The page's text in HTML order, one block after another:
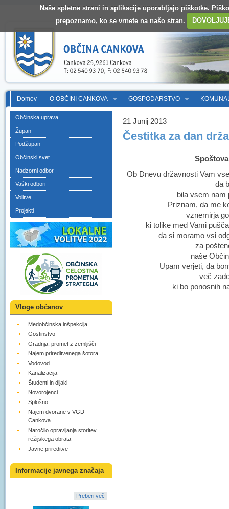
Naše spletne strani in aplikacije uporabljajo piškotke.
prepoznamo, ko se vrnete na našo stran.
Domov O OBČINI CANKOVA GOSPODARSTVO
Občinska uprava
Župan
Podžupan
Občinski svet
Nadzorni odbor
Vaški odbori
Volitve
Projekti
Vloge občanov
Medobčinska inšpekcija
Gostinstvo
Gradnja, promet z zemljišči
Najem prireditvenega šotora
Vodovod
Kanalizacija
Študenti in dijaki
Novorojenci
Splošno
Najem dvorane v VGD
Cankova
Naročilo opravljanja storitev
režijskega obrata
Javne prireditve
Informacije javnega značaja
Preberi več
21 Junij 2013
Čestitka za dan
Ob Dnevu državnosti Vam
da
bila vsem nam
Priznam, da me
vznemirja
ki tolike med Vami
da si moramo vsi
za
naše
Upam verjeti, da
več
ki bo ponosnih